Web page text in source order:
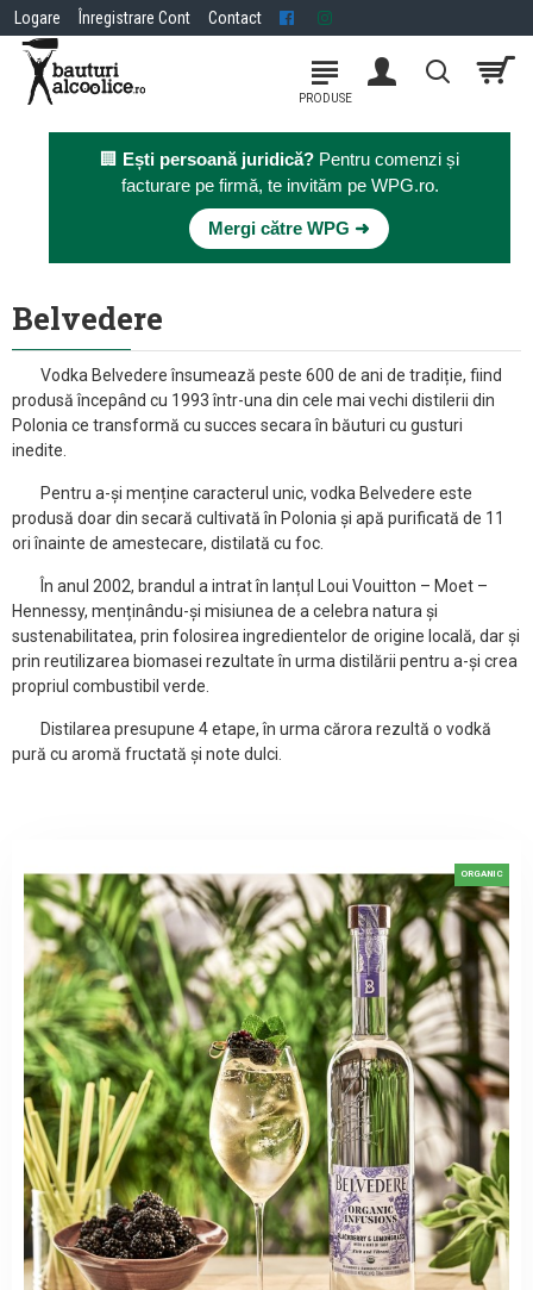
Logare Înregistrare Cont Contact
🏢 Ești persoană juridică? Pentru comenzi și
facturare pe firmă, te invităm pe WPG.ro.
Mergi către WPG ➜
Belvedere
Vodka Belvedere însumează peste 600 de ani de tradiție, fiind
produsă începând cu 1993 într-una din cele mai vechi distilerii din
Polonia ce transformă cu succes secara în băuturi cu gusturi
inedite.
Pentru a-și menține caracterul unic, vodka Belvedere este
produsă doar din secară cultivată în Polonia și apă purificată de 11
ori înainte de amestecare, distilată cu foc.
În anul 2002, brandul a intrat în lanțul Loui Vouitton – Moet –
Hennessy, menținându-și misiunea de a celebra natura și
sustenabilitatea, prin folosirea ingredientelor de origine locală, dar și
prin reutilizarea biomasei rezultate în urma distilării pentru a-și crea
propriul combustibil verde.
Distilarea presupune 4 etape, în urma cărora rezultă o vodkă
pură cu aromă fructată și note dulci.
ORGANIC